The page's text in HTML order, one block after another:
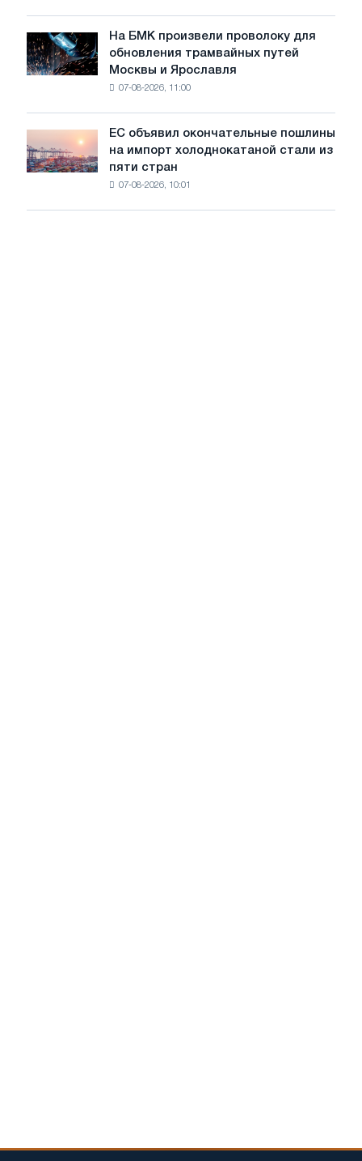
достижения
целей
обезуглероживания
в
июле
На
БМК
произвели
трамвайных
путей
Москвы
Ярославля
На БМК произвели проволоку для
обновления трамвайных путей
Москвы и Ярославля
07-08-2026, 11:00
объявил
окончательные
ЕС объявил окончательные пошлины
на импорт холоднокатаной стали из
пяти стран
07-08-2026, 10:01